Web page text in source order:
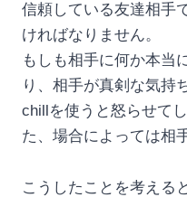
信頼している友達相手
ければなりません。
もしも相手に何か本当
り、相手が真剣な気持
chillを使うと怒らせて
た、場合によっては相
こうしたことを考える